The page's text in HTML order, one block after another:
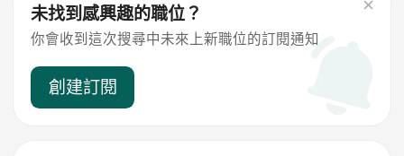
未找到感興趣的職位？
你會收到這次搜尋中未來上新職位的訂閱通知
創建訂閱